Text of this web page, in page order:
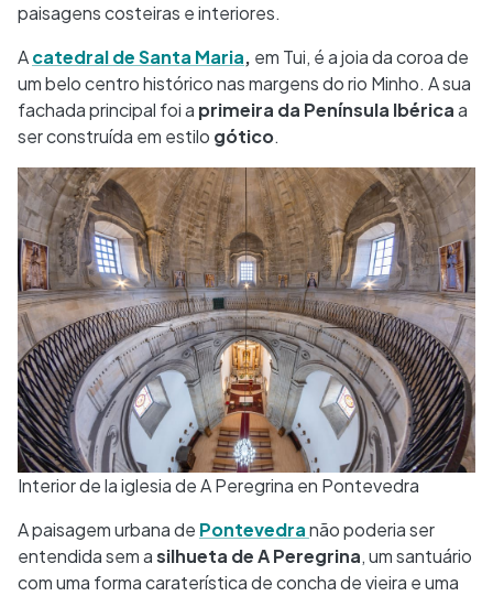
paisagens costeiras e interiores.
Acatedral de Santa Maria, em Tui, é a joia da coroa de
um belo centro histórico nas margens do rio Minho. A sua
fachada principal foi a primeira da Península Ibéricaa
ser construída em estilo gótico.
Interior de la iglesia de A Peregrina en Pontevedra
A paisagem urbana de Pontevedranão poderia ser
entendida sem asilhueta de A Peregrina, um santuário
com uma forma caraterística de concha de vieira e uma